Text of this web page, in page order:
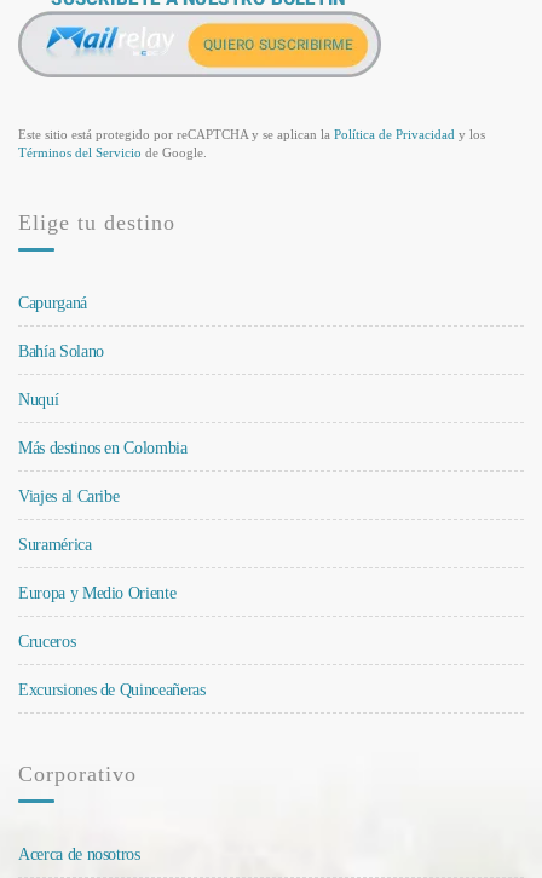
Este sitio está protegido por reCAPTCHA y se aplican la Política de Privacidad y los
Términos del Servicio de Google.
Elige tu destino
Capurganá
Bahía Solano
Nuquí
Más destinos en Colombia
Viajes al Caribe
Suramérica
Europa y Medio Oriente
Cruceros
Excursiones de Quinceañeras
Corporativo
Acerca de nosotros